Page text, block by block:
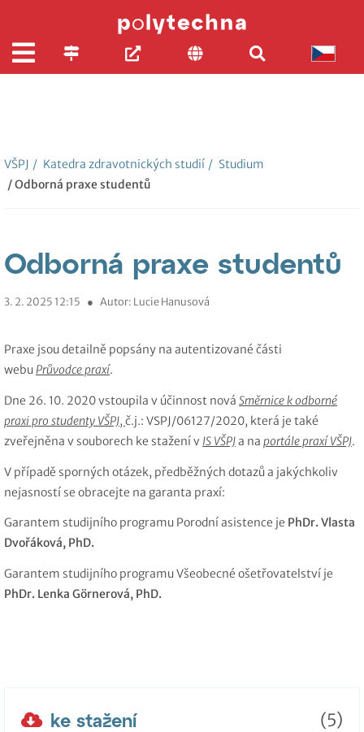
VŠPJ / Katedra zdravotnických studií / Studium
/ Odborná praxe studentů
Odborná praxe studentů
3. 2. 2025 12:15 ● Autor: Lucie Hanusová
Praxe jsou detailně popsány na autentizované části
webu Průvodce praxí.
Dne 26. 10. 2020 vstoupila v účinnost nová Směrnice k odborné
praxi pro studenty VŠPJ, č.j.: VSPJ/06127/2020, která je také
zveřejněna v souborech ke stažení v IS VŠPJa na portále praxí VŠPJ.
V případě sporných otázek, předběžných dotazů a jakýchkoliv
nejasností se obracejte na garanta praxí:
Garantem studijního programu Porodní asistence je PhDr. Vlasta
Dvořáková, PhD.
Garantem studijního programu Všeobecné ošetřovatelství je
PhDr. Lenka Görnerová, PhD.
ke stažení (5)